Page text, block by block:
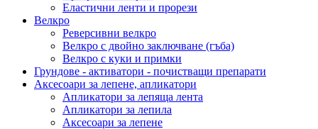
Еластични ленти и прорези
Велкро
Реверсивни велкро
Велкро с двойно заключване (гъба)
Велкро с куки и примки
Грундове - активатори - почистващи препарати
Аксесоари за лепене, апликатори
Апликатори за лепяща лента
Апликатори за лепила
Аксесоари за лепене